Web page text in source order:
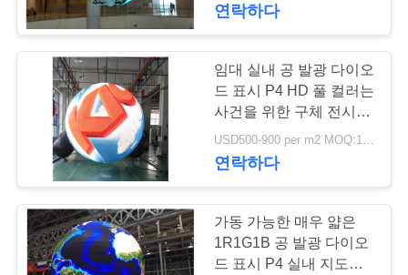
연락하다
임대 실내 공 발광 다이오
드 표시 P4 HD 풀 컬러는
사건을 위한 구체 전시를
지도했습니다
USD500-900 per m2 MOQ:1 Sq.M
연락하다
가동 가능한 매우 얇은
1R1G1B 공 발광 다이오
드 표시 P4 실내 지도된